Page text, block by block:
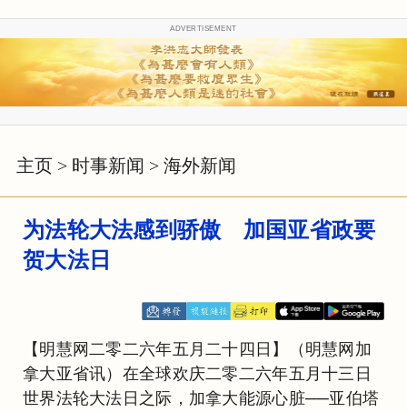
ADVERTISEMENT
主页 > 时事新闻 > 海外新闻
为法轮大法感到骄傲 加国亚省政要
贺大法日
【明慧网二零二六年五月二十四日】（明慧网加
拿大亚省讯）在全球欢庆二零二六年五月十三日
世界法轮大法日之际，加拿大能源心脏──亚伯塔